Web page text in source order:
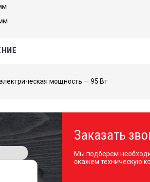
мощность — 95 Вт
Заказать
Мы подберем
окажем техническую